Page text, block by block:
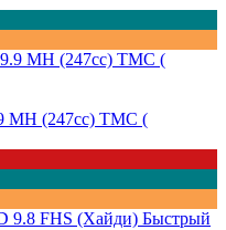
МН (247cc) TMC (
Быстрый